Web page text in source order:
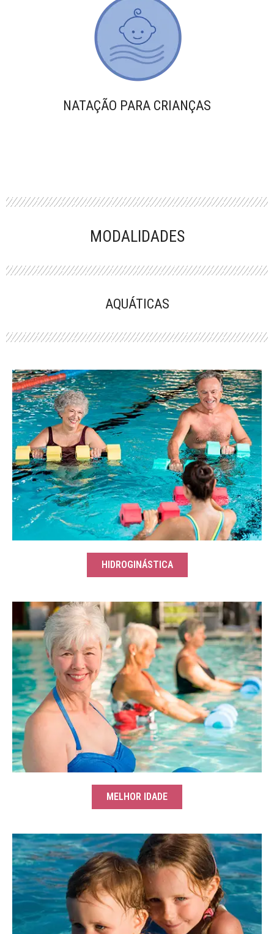
NATAÇÃO PARA CRIANÇAS
MODALIDADES
AQUÁTICAS
HIDROGINÁSTICA
MELHOR IDADE